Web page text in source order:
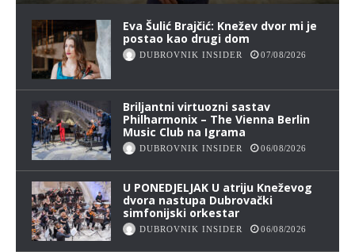
Eva Šulić Brajčić: Knežev dvor mi je
postao kao drugi dom
DUBROVNIK INSIDER 07/08/2026
Briljantni virtuozni sastav
Philharmonix – The Vienna Berlin
Music Club na Igrama
DUBROVNIK INSIDER 06/08/2026
U PONEDJELJAK U atriju Kneževog
dvora nastupa Dubrovački
simfonijski orkestar
DUBROVNIK INSIDER 06/08/2026